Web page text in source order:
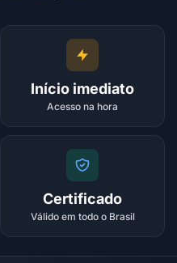
Início imediato
Acesso na hora
Certificado
Válido em todo o Brasil